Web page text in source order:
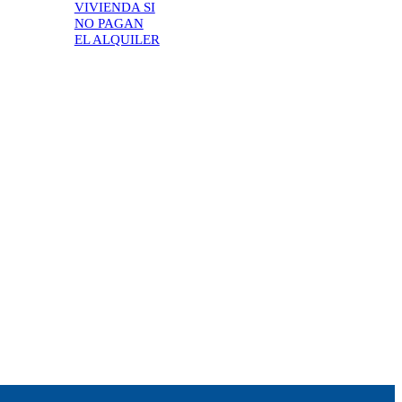
VIVIENDA SI
NO PAGAN
EL ALQUILER